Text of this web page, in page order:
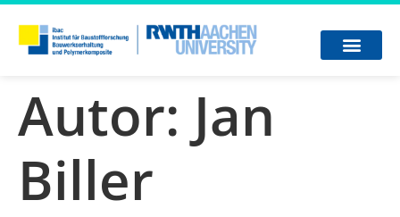
Autor: Jan
Biller